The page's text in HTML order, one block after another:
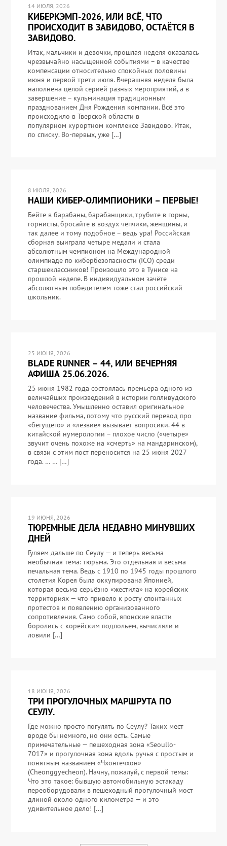
14 ИЮЛЯ, 2026
КИБЕРКЭМП-2026, ИЛИ ВСЁ, ЧТО
ПРОИСХОДИТ В ЗАВИДОВО, ОСТАЁТСЯ В
ЗАВИДОВО.
Итак, мальчики и девочки, прошлая неделя оказалась
чрезвычайно насыщенной событиями – в качестве
компенсации относительно спокойных половины
июня и первой трети июля. Вчерашняя неделя была
наполнена целой серией разных мероприятий, а в
завершение – кульминация традиционным
празднованием Дня Рождения компании. Всё это
происходило в Тверской области в
популярном курортном комплексе Завидово. Итак,
по списку. Во-первых, уже […]
8 ИЮЛЯ, 2026
НАШИ КИБЕР-ОЛИМПИОНИКИ – ПЕРВЫЕ!
Бейте в барабаны, барабанщики, трубите в горны,
горнисты, бросайте в воздух чепчики, женщины, и
так далее и тому подобное – ведь ура! Российская
сборная выиграла четыре медали и стала
абсолютным чемпионом на Международной
олимпиаде по кибербезопасности (ICO) среди
старшеклассников! Произошло это в Тунисе на
прошлой неделе. В индивидуальном зачёте
абсолютным победителем тоже стал российский
школьник.
25 ИЮНЯ, 2026
BLADE RUNNER – 44, ИЛИ ВЕЧЕРНЯЯ
АФИША 25.06.2026.
25 июня 1982 года состоялась премьера одного из
величайших произведений в истории голливудского
человечества. Умышленно оставил оригинальное
название фильма, потому что русский перевод про
«бегущего» и «лезвие» вызывает вопросики. 44 в
китайской нумерологии – плохое число («четыре»
звучит очень похоже на «смерть» на мандаринском),
в связи с этим пост переносится на 25 июня 2027
года. … … […]
19 ИЮНЯ, 2026
ТЮРЕМНЫЕ ДЕЛА НЕДАВНО МИНУВШИХ
ДНЕЙ
Гуляем дальше по Сеулу — и теперь весьма
необычная тема: тюрьма. Это отдельная и весьма
печальная тема. Ведь с 1910 по 1945 годы прошлого
столетия Корея была оккупирована Японией,
которая весьма серьёзно «жестила» на корейских
территориях — что привело к росту спонтанных
протестов и появлению организованного
сопротивления. Само собой, японские власти
боролись с корейским подпольем, вычисляли и
ловили […]
18 ИЮНЯ, 2026
ТРИ ПРОГУЛОЧНЫХ МАРШРУТА ПО
СЕУЛУ.
Где можно просто погулять по Сеулу? Таких мест
вроде бы немного, но они есть. Самые
примечательные — пешеходная зона «Seoullo-
7017» и прогулочная зона вдоль ручья с простым и
понятным названием «Чхонгечхон»
(Cheonggyecheon). Начну, пожалуй, с первой темы:
Что это такое: бывшую автомобильную эстакаду
переоборудовали в пешеходный прогулочный мост
длиной около одного километра — и это
удивительное дело! […]